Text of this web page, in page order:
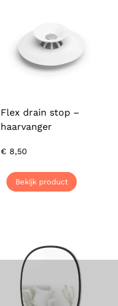
Flex drain stop –
haarvanger
€ 8,50
Bekijk product